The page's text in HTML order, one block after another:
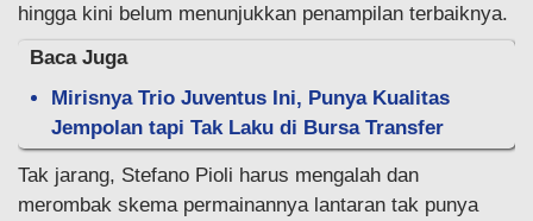
hingga kini belum menunjukkan penampilan terbaiknya.
Baca Juga
Mirisnya Trio Juventus Ini, Punya Kualitas
Jempolan tapi Tak Laku di Bursa Transfer
Tak jarang, Stefano Pioli harus mengalah dan
merombak skema permainannya lantaran tak punya